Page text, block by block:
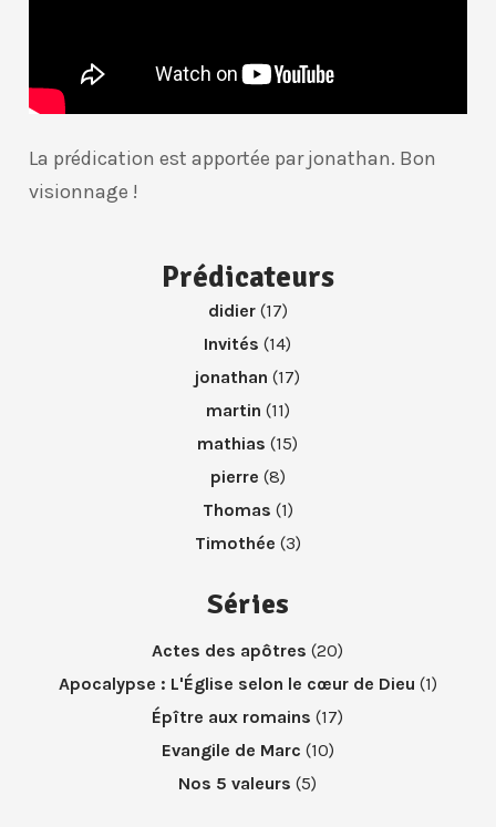
La prédication est apportée par jonathan. Bon
visionnage !
Prédicateurs
didier(17)
Invités (14)
jonathan (17)
martin (11)
mathias (15)
pierre (8)
Thomas (1)
Timothée (3)
Séries
Actes des apôtres (20)
Apocalypse : L'Église selon le cœur de Dieu (1)
Épître aux romains (17)
Evangile de Marc (10)
Nos 5 valeurs (5)